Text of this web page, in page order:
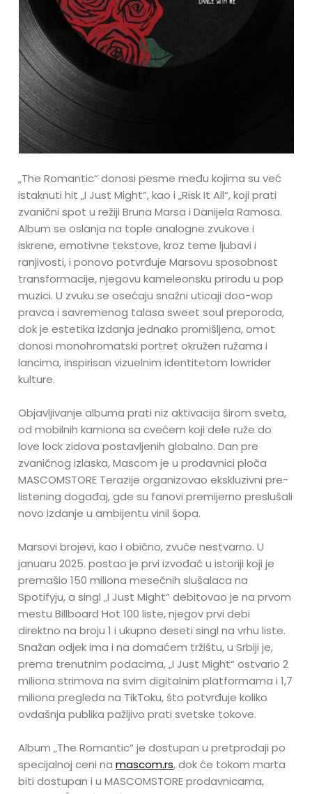
„The Romantic“ donosi pesme među kojima su već
istaknuti hit „I Just Might“, kao i „Risk It All“, koji prati
zvanični spot u režiji Bruna Marsa i Danijela Ramosa.
Album se oslanja na tople analogne zvukove i
iskrene, emotivne tekstove, kroz teme ljubavi i
ranjivosti, i ponovo potvrđuje Marsovu sposobnost
transformacije, njegovu kameleonsku prirodu u pop
muzici. U zvuku se osećaju snažni uticaji doo-wop
pravca i savremenog talasa sweet soul preporoda,
dok je estetika izdanja jednako promišljena, omot
donosi monohromatski portret okružen ružama i
lancima, inspirisan vizuelnim identitetom lowrider
kulture.
Objavljivanje albuma prati niz aktivacija širom sveta,
od mobilnih kamiona sa cvećem koji dele ruže do
love lock zidova postavljenih globalno. Dan pre
zvaničnog izlaska, Mascom je u prodavnici ploča
MASCOMSTORE Terazije organizovao ekskluzivni pre-
listening događaj, gde su fanovi premijerno preslušali
novo izdanje u ambijentu vinil šopa.
Marsovi brojevi, kao i obično, zvuče nestvarno. U
januaru 2025. postao je prvi izvođač u istoriji koji je
premašio 150 miliona mesečnih slušalaca na
Spotifyju, a singl „I Just Might“ debitovao je na prvom
mestu Billboard Hot 100 liste, njegov prvi debi
direktno na broju 1 i ukupno deseti singl na vrhu liste.
Snažan odjek ima i na domaćem tržištu, u Srbiji je,
prema trenutnim podacima, „I Just Might“ ostvario 2
miliona strimova na svim digitalnim platformama i 1,7
miliona pregleda na TikToku, što potvrđuje koliko
ovdašnja publika pažljivo prati svetske tokove.
Album „The Romantic“ je dostupan u pretprodaji po
specijalnoj ceni namascom.rs, dok će tokom marta
biti dostupan i u MASCOMSTORE prodavnicama,